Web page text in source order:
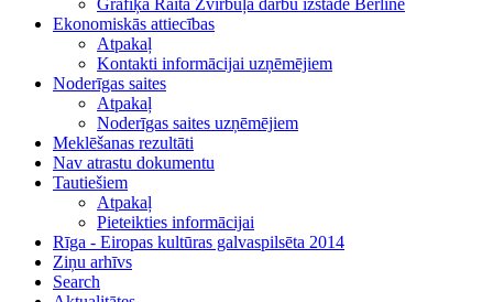
Grafiķa Raita Zvirbuļa darbu izstāde Berlīnē
Ekonomiskās attiecības
Atpakaļ
Kontakti informācijai uzņēmējiem
Noderīgas saites
Atpakaļ
Noderīgas saites uzņēmējiem
Meklēšanas rezultāti
Nav atrastu dokumentu
Tautiešiem
Atpakaļ
Pieteikties informācijai
Rīga - Eiropas kultūras galvaspilsēta 2014
Ziņu arhīvs
Search